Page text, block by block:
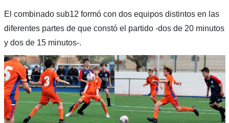
El combinado sub12 formó con dos equipos distintos en las
diferentes partes de que constó el partido -dos de 20 minutos
y dos de 15 minutos-.